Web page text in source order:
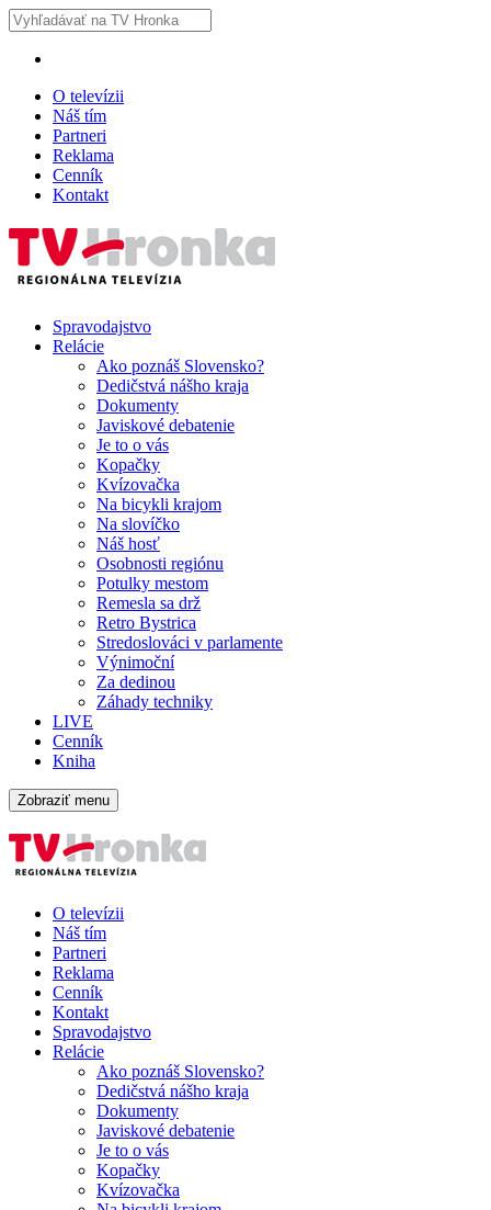
O televízii
Náš tím
Partneri
Reklama
Cenník
Kontakt
Spravodajstvo
Relácie
Ako poznáš Slovensko?
Dedičstvá nášho kraja
Dokumenty
Javiskové debatenie
Je to o vás
Kopačky
Kvízovačka
Na bicykli krajom
Na slovíčko
Náš hosť
Osobnosti regiónu
Potulky mestom
Remesla sa drž
Retro Bystrica
Stredoslováci v parlamente
Výnimoční
Za dedinou
Záhady techniky
LIVE
Cenník
Kniha
Zobraziť menu
O televízii
Náš tím
Partneri
Reklama
Cenník
Kontakt
Spravodajstvo
Relácie
Ako poznáš Slovensko?
Dedičstvá nášho kraja
Dokumenty
Javiskové debatenie
Je to o vás
Kopačky
Kvízovačka